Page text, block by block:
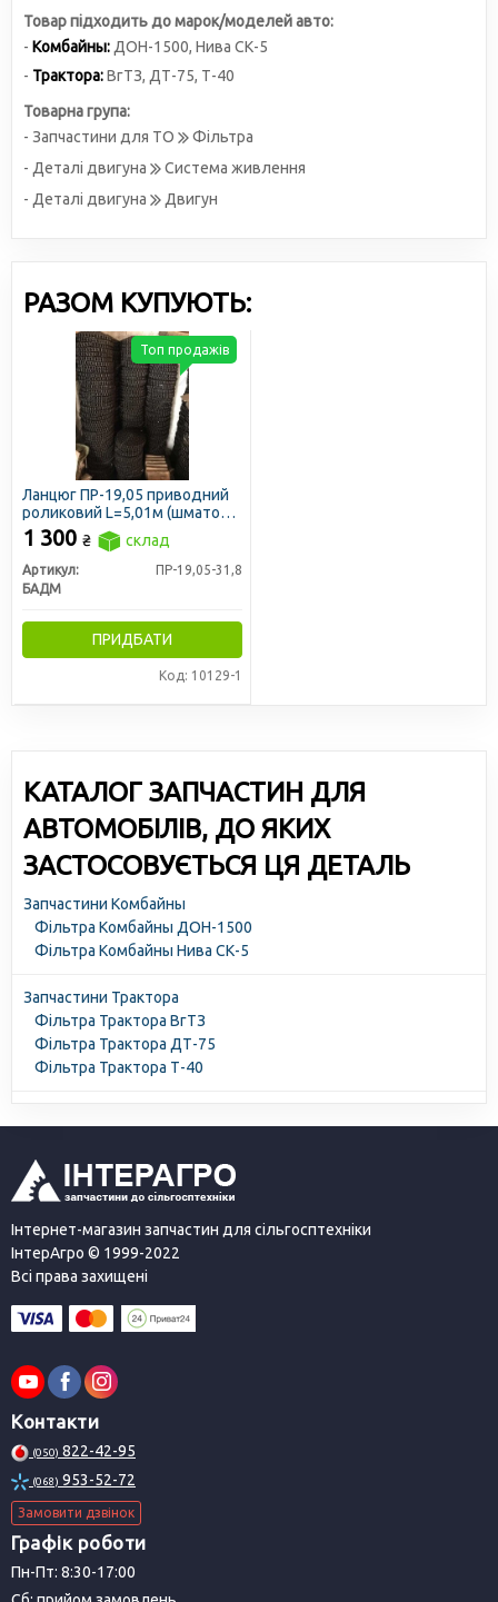
Товар підходить до марок/моделей авто:
- Комбайны: ДОН-1500, Нива СК-5
- Трактора:ВгТЗ, ДТ-75, Т-40
Товарна група:
- Запчастини для ТО
Фільтра
- Деталі двигуна
Система живлення
- Деталі двигуна
Двигун
РАЗОМ КУПУЮТЬ:
Ланцюг ПР-19,05 приводний
роликовий L=5,01м (шматок)
(БАДМ)
1 300 ₴ склад
Артикул:
ПР-19,05-31,8
БАДМ
ПРИДБАТИ
Код: 10129-1
Топ продажів
КАТАЛОГ ЗАПЧАСТИН ДЛЯ
АВТОМОБІЛІВ, ДО ЯКИХ
ЗАСТОСОВУЄТЬСЯ ЦЯ ДЕТАЛЬ
Запчастини Комбайны
Фільтра Комбайны ДОН-1500
Фільтра Комбайны Нива СК-5
Запчастини Трактора
Фільтра Трактора ВгТЗ
Фільтра Трактора ДТ-75
Фільтра Трактора Т-40
Інтернет-магазин запчастин для сільгосптехніки
ІнтерАгро © 1999-2022
Всі права захищені
Контакти
(050) 822-42-95
(068) 953-52-72
Замовити дзвінок
Графік роботи
Пн-Пт: 8:30-17:00